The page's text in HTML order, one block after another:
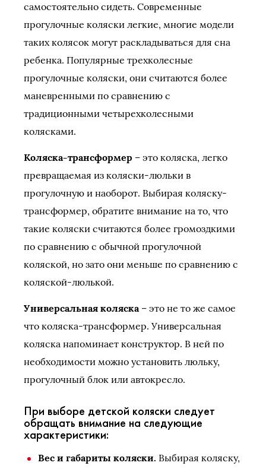
самостоятельно сидеть. Современные
прогулочные коляски легкие, многие модели
таких колясок могут раскладываться для сна
ребенка. Популярные трехколесные
прогулочные коляски, они считаются более
маневренными по сравнению с
традиционными четырехколесными
колясками.
Коляска-трансформер – это коляска, легко
превращаемая из коляски-люльки в
прогулочную и наоборот. Выбирая коляску-
трансформер, обратите внимание на то, что
такие коляски считаются более громоздкими
по сравнению с обычной прогулочной
коляской, но зато они меньше по сравнению с
коляской-люлькой.
Универсальная коляска– это не то же самое
что коляска-трансформер. Универсальная
коляска напоминает конструктор. В ней по
необходимости можно установить люльку,
прогулочный блок или автокресло.
При выборе детской коляски следует
обращать внимание на следующие
характеристики:
Вес и габариты коляски. Выбирая коляску,